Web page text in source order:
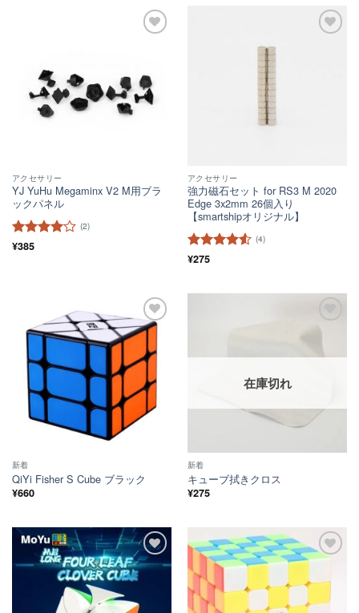
アクセサリー
YJ YuHu Megaminx V2 M用ブラ
ックパネル
5段階中
(2)
¥385
アクセサリー
強力磁石セット for RS3 M 2020
Edge 3x2mm 26個入り
【smartshipオリジナル】
5段階中
(4)
¥275
ほし
新着
QiYi Fisher S Cube ブラック
¥660
在庫切れ
新着
キューブ拭きクロス
¥275
ほし